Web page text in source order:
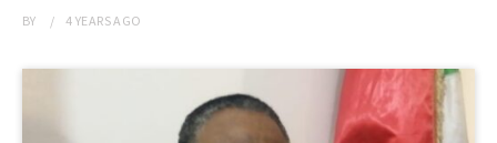
BY 4 YEARSAGO